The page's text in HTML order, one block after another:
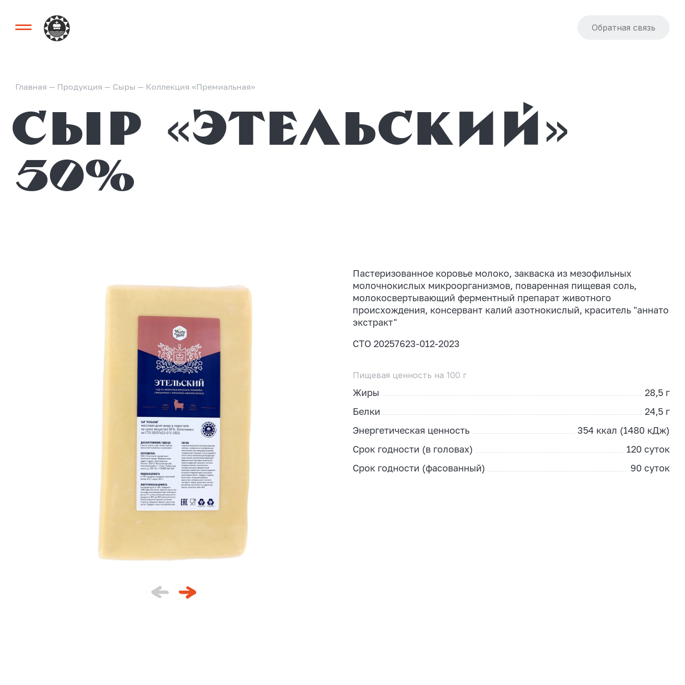
Обратная связь
Главная — Продукция — Сыры — Коллекция «Премиальная»
Сыр «Этельский»
50%
Пастеризованное коровье молоко, закваска из мезофильных
молочнокислых микроорганизмов, поваренная пищевая соль,
молокосвертывающий ферментный препарат животного
происхождения, консервант калий азотнокислый, краситель "аннато
экстракт"
СТО 20257623-012-2023
Пищевая ценность на 100 г
Жиры
28,5 г
Белки
24,5 г
Энергетическая ценность
354 ккал (1480 кДж)
Срок годности (в головах)
120 суток
Срок годности (фасованный)
90 суток